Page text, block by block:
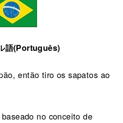
語(Português)
então tiro os sapatos ao
no conceito de